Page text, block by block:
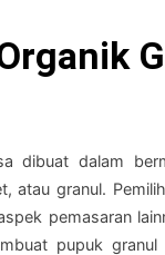
Terpadu:
untuk
Indonesia
JASA GILING
dibuat dalam
atau granul.
pemasaran
pupuk